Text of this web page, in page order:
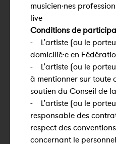
musicien·nes
live
Conditions de
- L’artiste (ou le
domicilié·e en
- L’artiste (ou le
à mentionner sur toute
soutien du Conseil de
- L’artiste (ou le
responsable des
respect des
concernant le